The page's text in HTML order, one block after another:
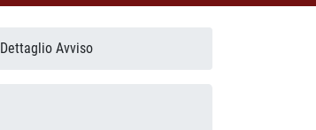
Dettaglio Avviso